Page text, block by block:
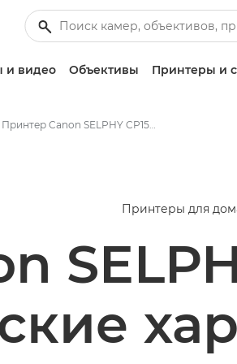
и видео Объективы Принтеры и
Принтер Canon SELPHY CP1500 - Технические характеристики
Принтеры для